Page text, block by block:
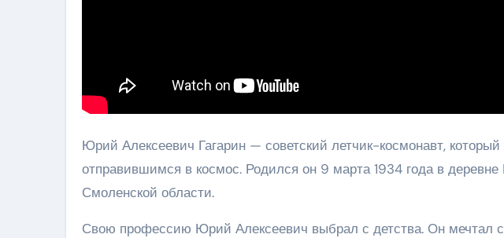
Юрий Алексеевич Гагарин — советский летчик-космонавт,
отправившимся в космос. Родился он 9 марта 1934 года в
Смоленской области.
Свою профессию Юрий Алексеевич выбрал с детства. Он мечтал